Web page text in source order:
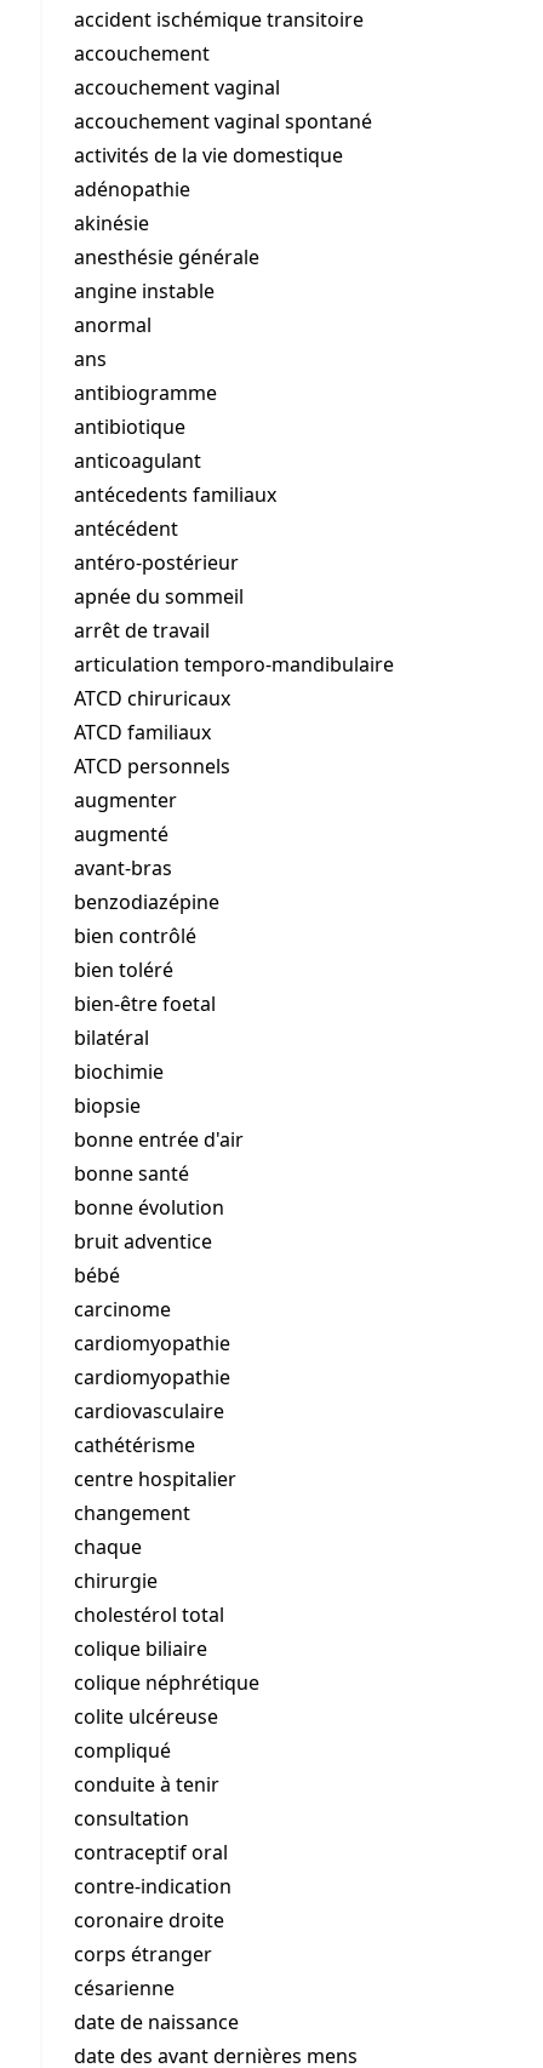
accident ischémique transitoire
accouchement
accouchement vaginal
accouchement vaginal spontané
activités de la vie domestique
adénopathie
akinésie
anesthésie générale
angine instable
anormal
ans
antibiogramme
antibiotique
anticoagulant
antécedents familiaux
antécédent
antéro-postérieur
apnée du sommeil
arrêt de travail
articulation temporo-mandibulaire
ATCD chiruricaux
ATCD familiaux
ATCD personnels
augmenter
augmenté
avant-bras
benzodiazépine
bien contrôlé
bien toléré
bien-être foetal
bilatéral
biochimie
biopsie
bonne entrée d'air
bonne santé
bonne évolution
bruit adventice
bébé
carcinome
cardiomyopathie
cardiomyopathie
cardiovasculaire
cathétérisme
centre hospitalier
changement
chaque
chirurgie
cholestérol total
colique biliaire
colique néphrétique
colite ulcéreuse
compliqué
conduite à tenir
consultation
contraceptif oral
contre-indication
coronaire droite
corps étranger
césarienne
date de naissance
date des avant dernières mens